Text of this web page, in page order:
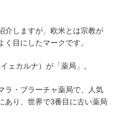
介しますが、欧米とは宗教が
目にしたマークです。
ェカルナ）が「薬局」。
ラ・ブラーチャ薬局で、人気
あり、世界で3番目に古い薬局